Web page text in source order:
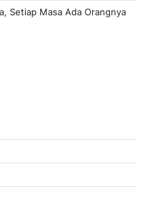
Setiap Masa Ada Orangnya